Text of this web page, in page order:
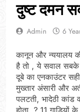
दुष्ट दमन
Admin 6
कानून और न्ययालय
है तो , ये सवाल सबके
दूबे का एनकाउंटर
मुख्तार अंसारी और
पलटती, भादेठी कांड
होता ? 11 गाड़ियों